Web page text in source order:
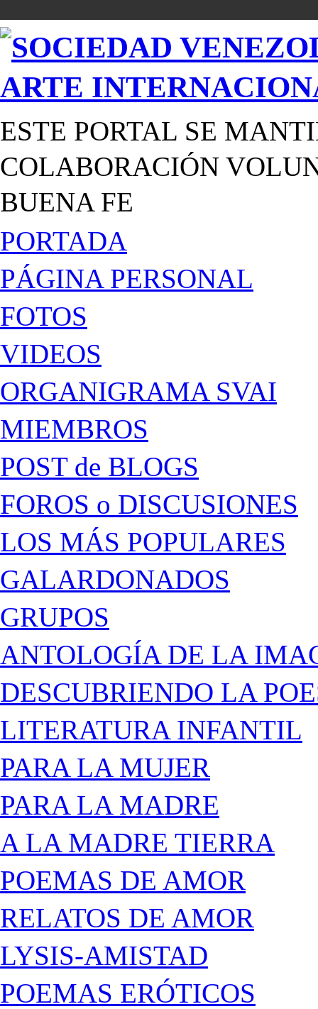
ESTE PORTAL SE
COLABORACIÓN
BUENA FE
PORTADA
PÁGINA PERSONAL
FOTOS
VIDEOS
ORGANIGRAMA SVAI
MIEMBROS
POST de BLOGS
FOROS o DISCUSIONES
LOS MÁS POPULARES
GALARDONADOS
GRUPOS
ANTOLOGÍA DE LA
DESCUBRIENDO LA
LITERATURA INFANTIL
PARA LA MUJER
PARA LA MADRE
A LA MADRE TIERRA
POEMAS DE AMOR
RELATOS DE AMOR
LYSIS-AMISTAD
POEMAS ERÓTICOS